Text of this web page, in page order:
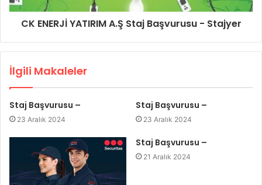
CK ENERJİ YATIRIM A.Ş Staj Başvurusu - Stajyer
İlgili Makaleler
Staj Başvurusu –
23 Aralık 2024
Staj Başvurusu –
23 Aralık 2024
Staj Başvurusu –
21 Aralık 2024